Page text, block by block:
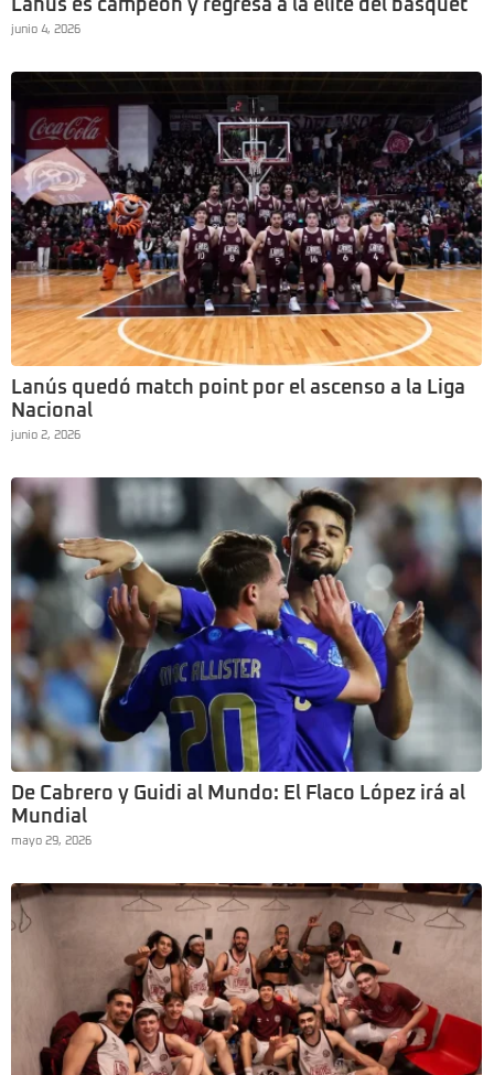
Lanús es campeón y regresa a la élite del básquet
junio 4, 2026
Lanús quedó match point por el ascenso a la Liga
Nacional
junio 2, 2026
De Cabrero y Guidi al Mundo: El Flaco López irá al
Mundial
mayo 29, 2026